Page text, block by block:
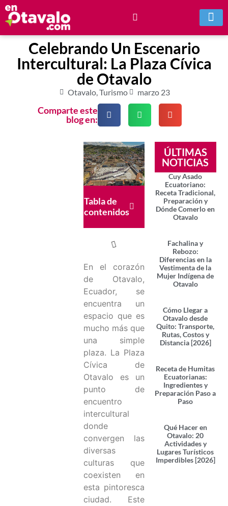
Celebrando Un Escenario
Intercultural: La Plaza Cívica
de Otavalo
Otavalo,Turismo marzo 23
Comparte este
blog en:
Tabla de
contenidos
En el corazón
de Otavalo,
Ecuador, se
encuentra un
espacio que es
mucho más que
una simple
plaza. La Plaza
Cívica de
Otavalo es un
punto de
encuentro
intercultural
donde
convergen las
diversas
culturas que
coexisten en
esta pintoresca
ciudad. Este
ÚLTIMAS
NOTICIAS
Cuy Asado
Ecuatoriano:
Receta Tradicional,
Preparación y
Dónde Comerlo en
Otavalo
Fachalina y
Rebozo:
Diferencias en la
Vestimenta de la
Mujer Indígena de
Otavalo
Cómo Llegar a
Otavalo desde
Quito: Transporte,
Rutas, Costos y
Distancia [2026]
Receta de Humitas
Ecuatorianas:
Ingredientes y
Preparación Paso a
Paso
Qué Hacer en
Otavalo: 20
Actividades y
Lugares Turísticos
Imperdibles [2026]